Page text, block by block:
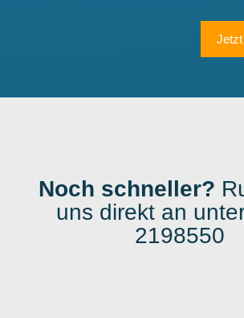
Noch schneller?
uns direkt an
2198550